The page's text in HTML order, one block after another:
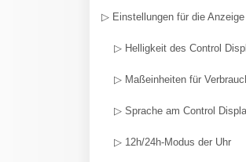
▷ Einstellungen für die
▷ Helligkeit des Control
▷ Maßeinheiten für
▷ Sprache am Control
▷ 12h/24h-Modus der Uhr